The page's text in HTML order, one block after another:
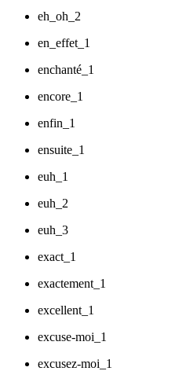
eh_oh_2
en_effet_1
enchanté_1
encore_1
enfin_1
ensuite_1
euh_1
euh_2
euh_3
exact_1
exactement_1
excellent_1
excuse-moi_1
excusez-moi_1